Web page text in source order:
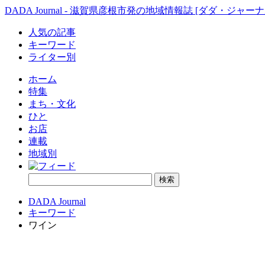
DADA Journal - 滋賀県彦根市発の地域情報誌 [ダダ・ジャー
人気の記事
キーワード
ライター別
ホーム
特集
まち・文化
ひと
お店
連載
地域別
DADA Journal
キーワード
ワイン